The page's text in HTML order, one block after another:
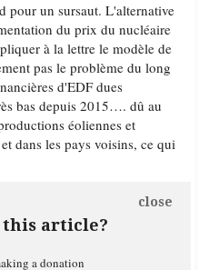
pour un sursaut. L'alternative
du prix du nucléaire
à la lettre le modèle de
pas le problème du long
d'EDF dues
bas depuis 2015…. dû au
éoliennes et
dans les pays voisins, ce qui
this article?
close
a donation